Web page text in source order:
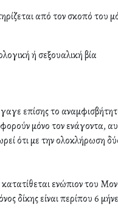
από τον σκοπό του
ή σεξουαλική βία
επίσης το
μόνο τον ενάγοντα,
ότι με την ολοκλήρωση
ενώπιον του
δίκης είναι περίπου 6